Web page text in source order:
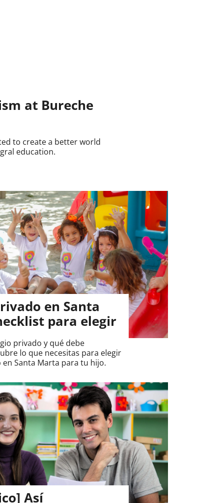
at Bureche
to create a better world
education.
en Santa
para elegir
privado y qué debe
lo que necesitas para elegir
Santa Marta para tu hijo.
Así